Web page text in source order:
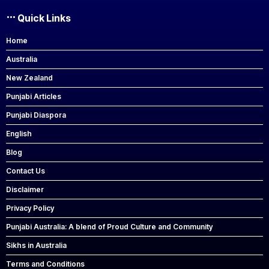
Quick Links
Home
Australia
New Zealand
Punjabi Articles
Punjabi Diaspora
English
Blog
Contact Us
Disclaimer
Privacy Policy
Punjabi Australia: A blend of Proud Culture and Community
Sikhs in Australia
Terms and Conditions